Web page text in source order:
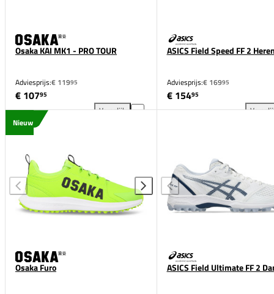
Osaka KAI MK1 - PRO TOUR
Adviesprijs:€ 11995
€ 10795
Vergelijk
ASICS Field Speed FF 2
Adviesprijs:€ 16995
€ 15495
Nieuw
Osaka Furo ASICS Field Ultimate FF 2